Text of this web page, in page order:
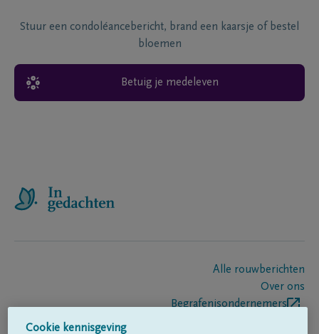
Stuur een condoléancebericht, brand een kaarsje of bestel
bloemen
Betuig je medeleven
Alle rouwberichten
Over ons
Begrafenisondernemers
Cookie kennisgeving